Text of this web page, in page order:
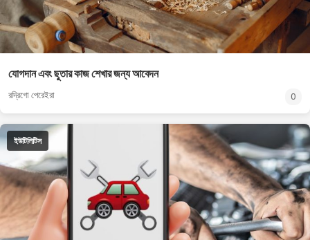
যোগদান এবং ছুতার কাজ শেখার জন্য আবেদন
রদ্রিগো পেরেইরা 0
ইউটিলিটিস